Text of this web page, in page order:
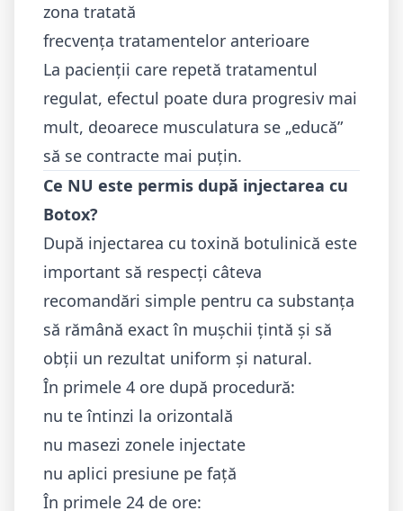
zona tratată
frecvența tratamentelor anterioare
La pacienții care repetă tratamentul
regulat, efectul poate dura progresiv mai
mult, deoarece musculatura se „educă”
să se contracte mai puțin.
Ce NU este permis după injectarea cu
Botox?
După injectarea cu toxină botulinică este
important să respecți câteva
recomandări simple pentru ca substanța
să rămână exact în mușchii țintă și să
obții un rezultat uniform și natural.
În primele 4 ore după procedură:
nu te întinzi la orizontală
nu masezi zonele injectate
nu aplici presiune pe față
În primele 24 de ore: